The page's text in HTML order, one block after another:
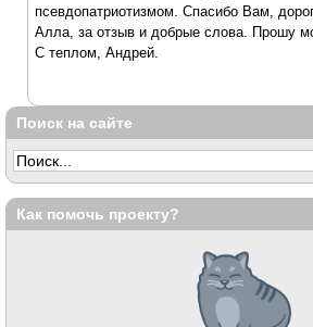
псевдопатриотизмом. Спасибо Вам,
Алла, за отзыв и добрые слова. Прошу
С теплом, Андрей.
Поиск на сайте
Как помочь проекту?